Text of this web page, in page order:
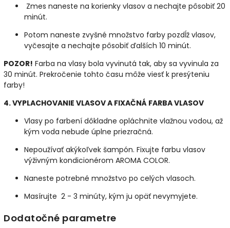
Zmes naneste na korienky vlasov a nechajte pôsobiť 20
minút.
Potom naneste zvyšné množstvo farby pozdĺž vlasov,
vyčesajte a nechajte pôsobiť ďalších 10 minút.
POZOR! Farba na vlasy bola vyvinutá tak, aby sa vyvinula za
30 minút. Prekročenie tohto času môže viesť k presýteniu
farby!
4. VYPLACHOVANIE VLASOV A FIXAČNÁ FARBA VLASOV
Vlasy po farbení dôkladne opláchnite vlažnou vodou, až
kým voda nebude úplne priezračná.
Nepoužívať akýkoľvek šampón. Fixujte farbu vlasov
výživným kondicionérom AROMA COLOR.
Naneste potrebné množstvo po celých vlasoch.
Masírujte 2 - 3 minúty, kým ju opäť nevymyjete.
Dodatočné parametre